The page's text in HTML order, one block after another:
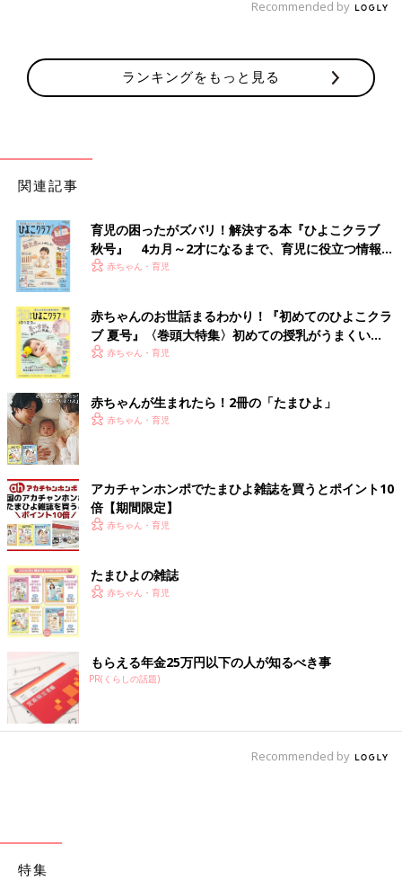
Recommended by
ランキングをもっと見る
関連記事
育児の困ったがズバリ！解決する本『ひよこクラブ
秋号』 4カ月～2才になるまで、育児に役立つ情報が
いっぱい！
赤ちゃん・育児
赤ちゃんのお世話まるわかり！『初めてのひよこクラ
ブ 夏号』〈巻頭大特集〉初めての授乳がうまくい
く！ おっぱい・ミルクの基本と夏のトラブル 解決テ
赤ちゃん・育児
赤ちゃんが生まれたら！2冊の「たまひよ」
赤ちゃん・育児
アカチャンホンポでたまひよ雑誌を買うとポイント10
倍【期間限定】
赤ちゃん・育児
たまひよの雑誌
赤ちゃん・育児
もらえる年金25万円以下の人が知るべき事
PR(くらしの話題)
Recommended by
特集